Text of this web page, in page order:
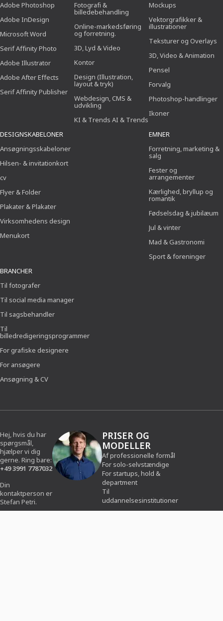
Adobe Photoshop
Adobe InDesign
Microsoft Word
Serif Affinity Photo
Adobe Illustrator
Adobe After Effects
Serif Affinity Publisher
Fotografi &
billedebehandling
Online-markedsføring
og forretning.
3D, Lyd & Video
Kontor
Design (Illustration,
layout & tryk)
Webdesign, CMS &
udvikling
KI & Trends AI & Trends
Mockups
Vektorgrafikker &
illustrationer
Teksturer og Overlays
3D, Video & Animation
Pensel
Forvalg
Photoshop-handlinger
Ikoner
DESIGNSKABELONER
Ansøgningsskabeloner
Hilsen- & invitationkort
cv
Flyer & Folder
Plakater & Plakater
Virksomhedens design
Menukort
EMNER
Forretning, marketing &
salg
Fester og
arrangementer
Kærlighed, bryllup og
romantik
Fødselsdag & jubilæum
Jul & vinter
Mad & Gastronomi
Sport & foreninger
BRANCHER
Til fotografer
Til social media manager
Til sagsbehandler
Til
billedredigeringsprogrammer
For grafiske designere
For ansøgere
Ansøgning & CV
Hej, hvis du har
spørgsmål,
hjælper vi dig
gerne. Ring bare:
+49 3991 7787032
Din
kontaktperson er
Stefan Petri.
PRISER OG
MODELLER
Af professionelle formål
For solo-selvstændige
For startups, hold &
department
Til
uddannelsesinstitutioner